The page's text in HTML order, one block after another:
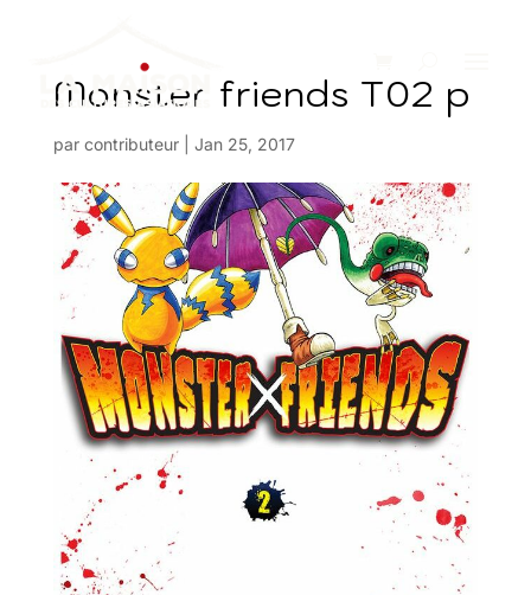
Monster friends T02 p
par contributeur| Jan 25, 2017